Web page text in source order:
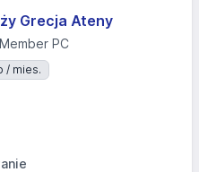
Grecja Ateny
PC
/ mies.